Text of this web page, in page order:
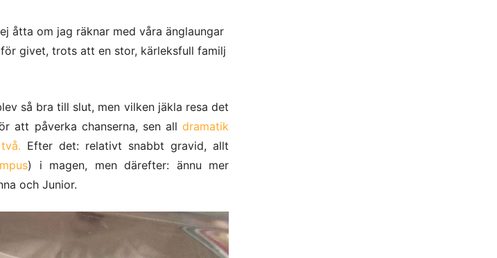
åtta om jag räknar med våra änglaungar
givet, trots att en stor, kärleksfull familj
så bra till slut, men vilken jäkla resa det
att påverka chanserna, sen all dramatik
Efter det: relativt snabbt gravid, allt
) i magen, men därefter: ännu mer
och Junior.